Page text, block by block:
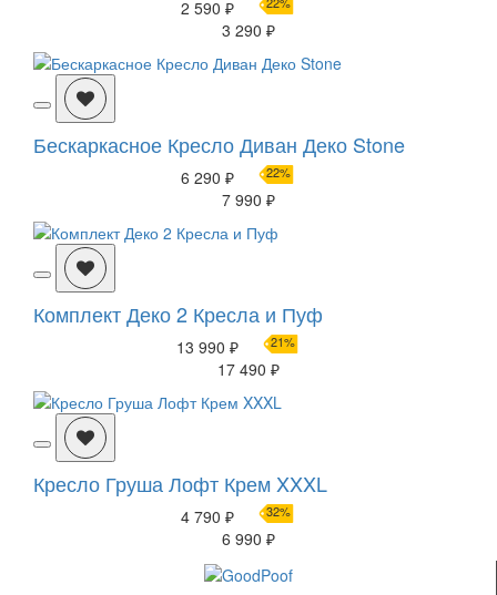
2 590 ₽
3 290 ₽
Бескаркасное Кресло Диван Деко Stone
6 290 ₽ 22%
7 990 ₽
Комплект Деко 2 Кресла и Пуф
13 990 ₽ 21%
17 490 ₽
Кресло Груша Лофт Крем XXXL
4 790 ₽ 32%
6 990 ₽